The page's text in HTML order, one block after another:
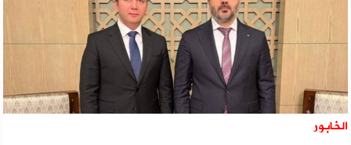
الخابور